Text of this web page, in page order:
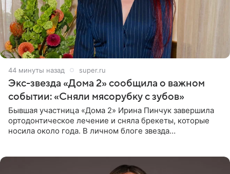
44 минуты назад super.ru
Экс-звезда «Дома 2» сообщила о важном
событии: «Сняли мясорубку с зубов»
Бывшая участница «Дома 2» Ирина Пинчук завершила
ортодонтическое лечение и сняла брекеты, которые
носила около года. В личном блоге звезда